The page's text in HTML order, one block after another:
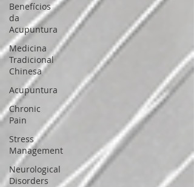
Benefícios
da
Acupuntura
Medicina
Tradicional
Chinesa
Acupuntura
Chronic
Pain
Stress
Management
Neurological
Disorders